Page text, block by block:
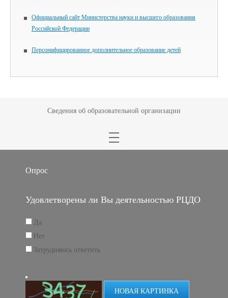
Официальный сайт Министерства науки и высшего образования
Российской Федерации
Персонифицированное дополнительное образование детей
Сведения об образовательной организации
Опрос
Удовлетворены ли Вы деятельностью РЦДО
Да
Нет
Затрудняюсь ответить
НОВАЯ КАРТИНКА